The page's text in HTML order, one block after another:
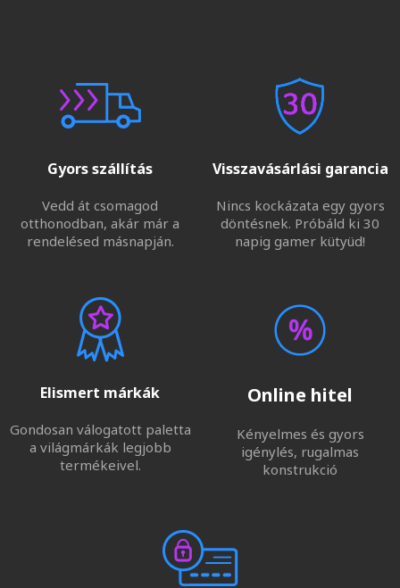
Gyors szállítás
Vedd át csomagod
otthonodban, akár már a
rendelésed másnapján.
Visszavásárlási garancia
Nincs kockázata egy gyors
döntésnek. Próbáld ki 30
napig gamer kütyüd!
Elismert márkák
Gondosan válogatott paletta
a világmárkák legjobb
termékeivel.
Online hitel
Kényelmes és gyors
igénylés, rugalmas
konstrukció